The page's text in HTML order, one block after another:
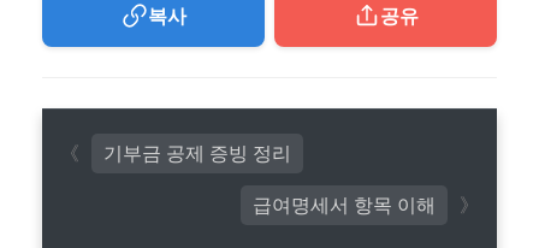
복사 공유
급여명세서 항목 이해
기부금 공제 증빙 정리